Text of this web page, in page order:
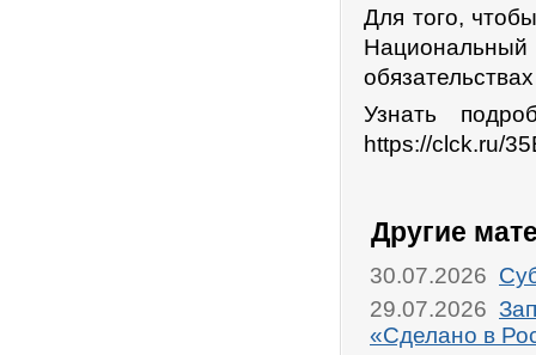
Для того,
Национальный
Узнать
https://clck.ru/
Другие
30.07.2026
29.07.2026
«Сделано в